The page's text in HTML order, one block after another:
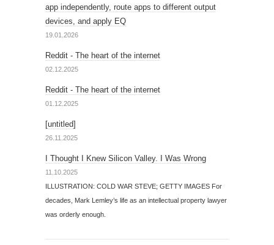
app independently, route apps to different output
devices, and apply EQ
19.01.2026
Reddit - The heart of the internet
02.12.2025
Reddit - The heart of the internet
01.12.2025
[untitled]
26.11.2025
I Thought I Knew Silicon Valley. I Was Wrong
11.10.2025
ILLUSTRATION: COLD WAR STEVE; GETTY IMAGES For
decades, Mark Lemley’s life as an intellectual property lawyer
was orderly enough.